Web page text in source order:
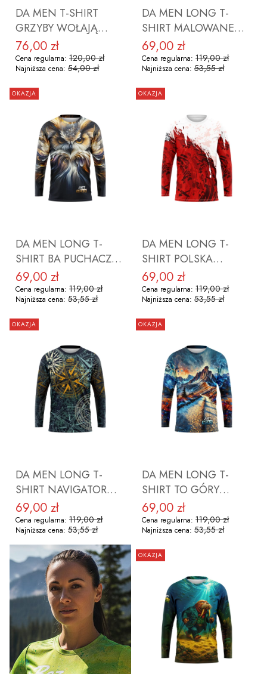
DA MEN T-SHIRT
GRZYBY WOŁAJĄ
Cena promocyjna
76,00 zł
Cena regularna: 120,00 zł
Najniższa cena: 54,00 zł
DO KOSZYKA
DA MEN LONG T-
SHIRT MALOWANE
Cena promocyjna
69,00 zł
Cena regularna: 119,00 zł
Najniższa cena: 53,55 zł
DO KOSZYKA
OKAZJA
DA MEN LONG T-
SHIRT BA PUCHACZ
Cena promocyjna
69,00 zł
Cena regularna: 119,00 zł
Najniższa cena: 53,55 zł
DO KOSZYKA
OKAZJA
DA MEN LONG T-
SHIRT POLSKA
Cena promocyjna
69,00 zł
Cena regularna: 119,00 zł
Najniższa cena: 53,55 zł
DO KOSZYKA
OKAZJA
DA MEN LONG T-
SHIRT NAVIGATOR
Cena promocyjna
69,00 zł
Cena regularna: 119,00 zł
Najniższa cena: 53,55 zł
DO KOSZYKA
OKAZJA
DA MEN LONG T-
SHIRT TO GÓRY
Cena promocyjna
69,00 zł
Cena regularna: 119,00 zł
Najniższa cena: 53,55 zł
DO KOSZYKA
OKAZJA